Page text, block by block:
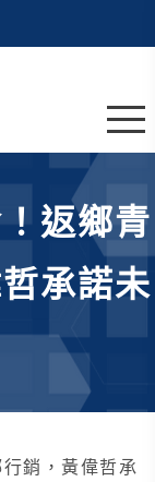
返鄉青
承諾未
銷，黃偉哲承